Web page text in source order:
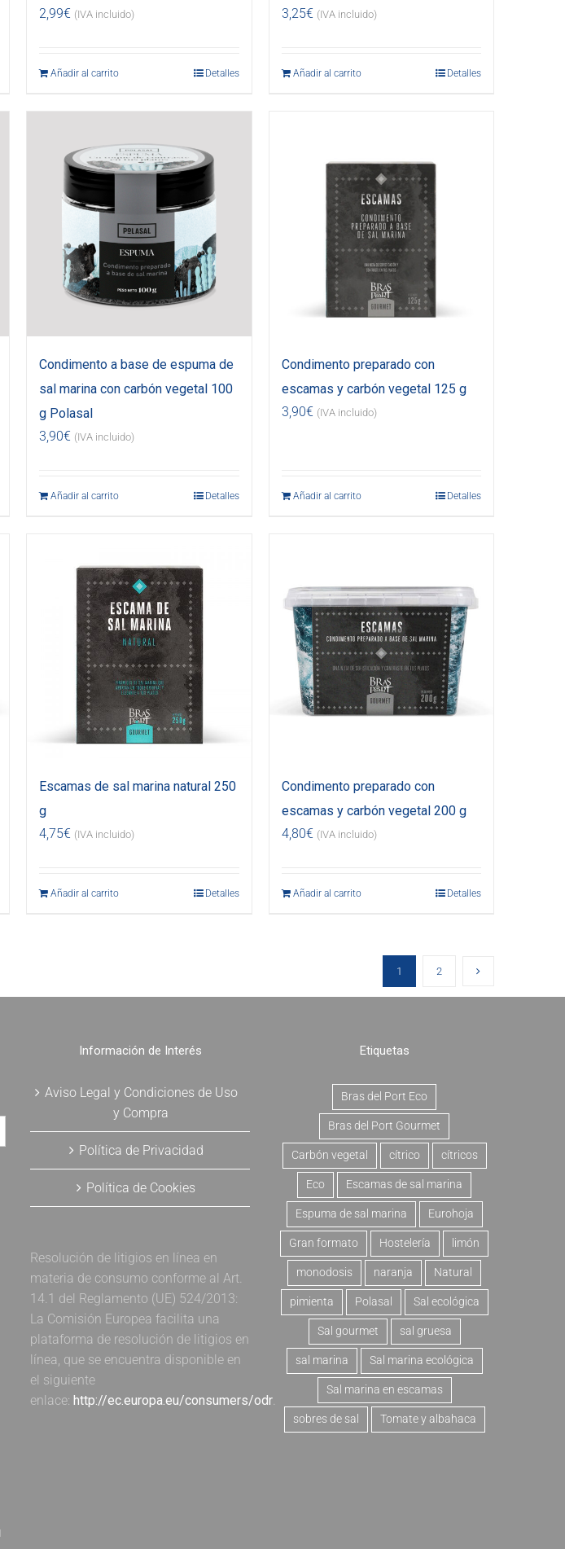
2,99€ (IVA incluido)
Añadir al carrito Detalles
3,25€ (IVA incluido)
Añadir al carrito Detalles
Condimento a base de espuma de
sal marina con carbón vegetal 100
g Polasal
3,90€ (IVA incluido)
Añadir al carrito Detalles
Condimento preparado con
escamas y carbón vegetal 125 g
3,90€ (IVA incluido)
Añadir al carrito Detalles
Escamas de sal marina natural 250
g
4,75€ (IVA incluido)
Añadir al carrito Detalles
Condimento preparado con
escamas y carbón vegetal 200 g
4,80€ (IVA incluido)
Añadir al carrito Detalles
1 2
Información de Interés
Aviso Legal y Condiciones de Uso
y Compra
Política de Privacidad
Política de Cookies
Resolución de litigios en línea en
materia de consumo conforme al Art.
14.1 del Reglamento (UE) 524/2013:
La Comisión Europea facilita una
plataforma de resolución de litigios en
línea, que se encuentra disponible en
el siguiente
enlace: http://ec.europa.eu/consumers/odr.
Etiquetas
Bras del Port Eco
Bras del Port Gourmet
Carbón vegetal cítrico cítricos
Eco Escamas de sal marina
Espuma de sal marina Eurohoja
Gran formato Hostelería limón
monodosis naranja Natural
pimienta Polasal Sal ecológica
Sal gourmet sal gruesa
sal marina Sal marina ecológica
Sal marina en escamas
sobres de sal Tomate y albahaca